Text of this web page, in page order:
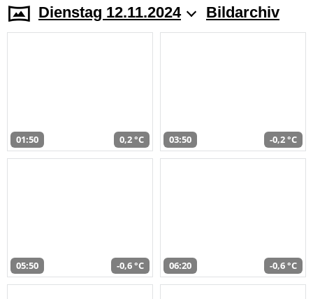
Dienstag 12.11.2024 Bildarchiv
01:50 0,2 °C 03:50 -0,2 °C
05:50 -0,6 °C 06:20 -0,6 °C